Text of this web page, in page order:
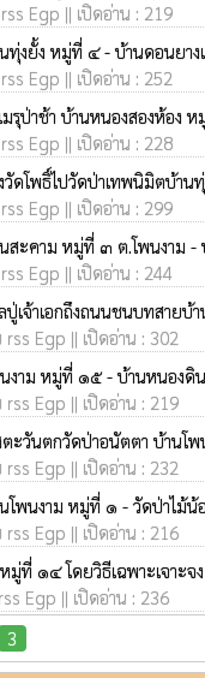
Egp || เปิดอ่าน : 219
ทุ่งยั้ง หมู่ที่ ๔ - บ้านดอนยา
Egp || เปิดอ่าน : 252
รุป่าช้า บ้านหนองสองห้อง
Egp || เปิดอ่าน : 228
วัดโพธิ์ไปวัดป่าเทพนิมิตบ้าน
Egp || เปิดอ่าน : 299
สะคาม หมู่ที่ ๓ ต.โพนงาม -
Egp || เปิดอ่าน : 244
ปู่เจ้าเอกถึงถนนชนบทสาย
Egp || เปิดอ่าน : 302
นงาม หมู่ที่ ๑๕ - บ้านหนองดิ
Egp || เปิดอ่าน : 219
ะวันตกวัดป่าอนัตตา บ้านโ
Egp || เปิดอ่าน : 232
โพนงาม หมู่ที่ ๑ - วัดป่าไม้น้
Egp || เปิดอ่าน : 216
มู่ที่ ๑๔ โดยวิธีเฉพาะเจาะจง
Egp || เปิดอ่าน : 236
3